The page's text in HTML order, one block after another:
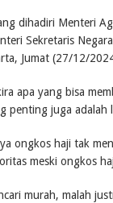
dihadiri Menteri
Sekretaris
Jumat (27/12/
apa yang bisa
penting juga adalah
ongkos haji tak
meski ongkos
murah, malah